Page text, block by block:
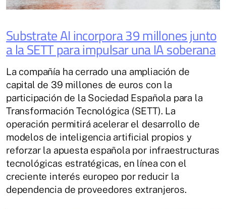
Substrate AI incorpora 39 millones junto
a la SETT para impulsar una IA soberana
La compañía ha cerrado una ampliación de
capital de 39 millones de euros con la
participación de la Sociedad Española para la
Transformación Tecnológica (SETT). La
operación permitirá acelerar el desarrollo de
modelos de inteligencia artificial propios y
reforzar la apuesta española por infraestructuras
tecnológicas estratégicas, en línea con el
creciente interés europeo por reducir la
dependencia de proveedores extranjeros.